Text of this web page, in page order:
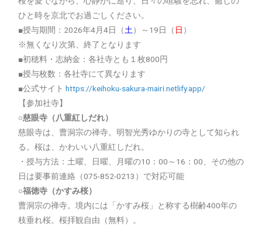
ひと時を京北でお過ごしください。
■授与期間：2026年4月4日（土）～19日（ 日 ）
※無くなり次第、終了となります
■初穂料・志納金：各社寺とも１枚800円
■授与枚数：各社寺にて異なります
■公式サイト https://keihoku-sakura-mairi.netlify.app/
【参加社寺】
○慈眼寺（八重紅しだれ）
慈眼寺は、曹洞宗の禅寺。明智光秀ゆかりの寺として知られ
る。桜は、かわいい八重紅しだれ。
・授与方法：土曜、日曜、月曜の10：00～16：00、その他の
日は要事前連絡（075-852-0213）で対応可能
○福徳寺（かすみ桜）
曹洞宗の禅寺。境内には「かすみ桜」と称する樹齢400年の
枝垂れ桜。桜拝観自由（無料）。